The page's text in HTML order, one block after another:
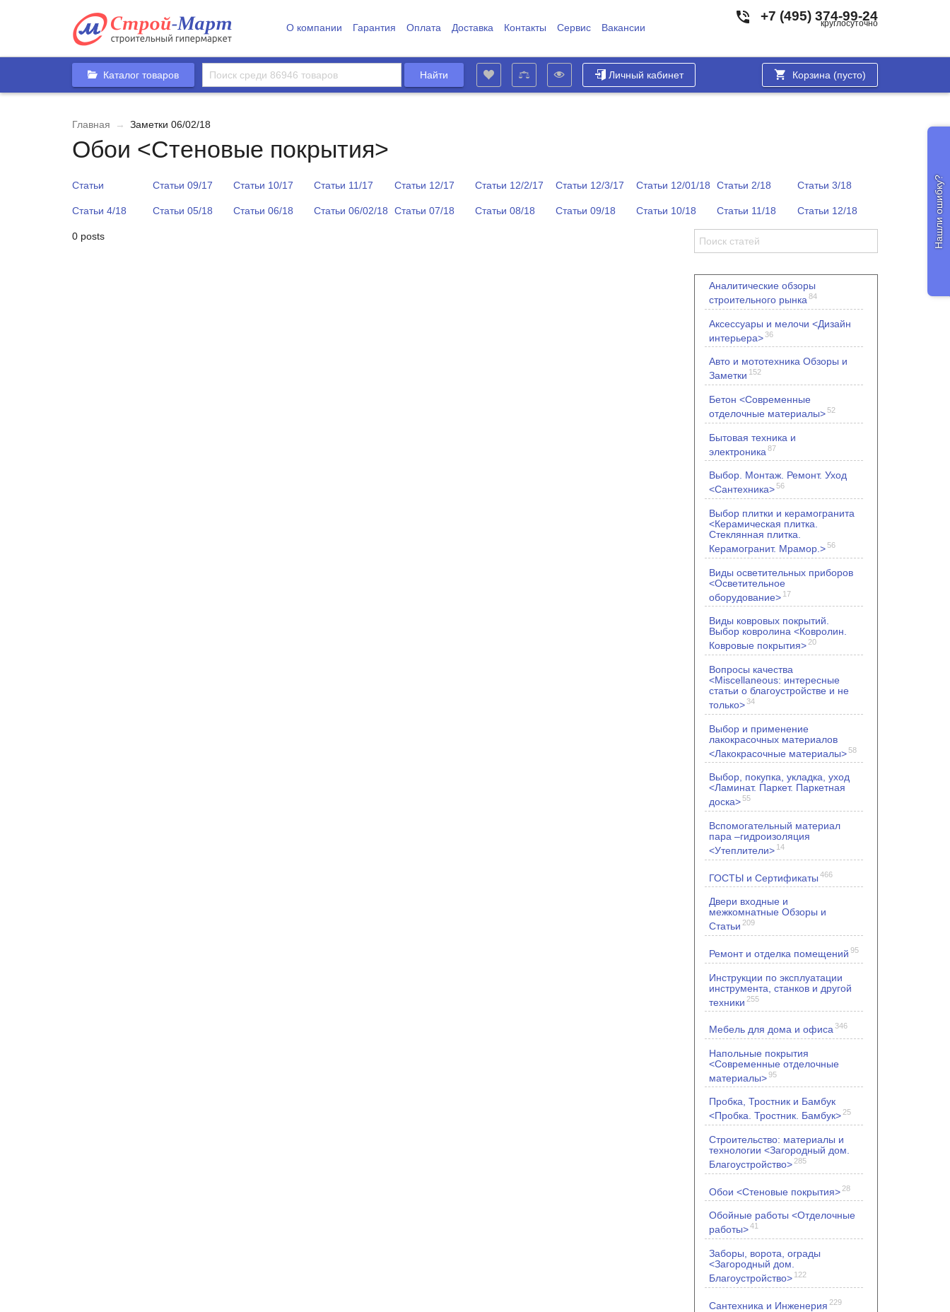
О компании Гарантия Оплата Доставка Контакты Сервис Вакансии
+7 (495) 374-99-24
круглосуточно
Каталог товаров Личный кабинет Корзина (пусто)
Главная → Заметки 06/02/18
Обои <Стеновые покрытия>
Статьи Статьи 09/17 Статьи 10/17 Статьи 11/17 Статьи 12/17 Статьи 12/2/17 Статьи 12/3/17 Статьи 12/01/18 Статьи 2/18 Статьи 3/18
Статьи 4/18 Статьи 05/18 Статьи 06/18 Статьи 06/02/18 Статьи 07/18 Статьи 08/18 Статьи 09/18 Статьи 10/18 Статьи 11/18 Статьи 12/18
0 posts
Аналитические обзоры
строительного рынка 84
Аксессуары и мелочи <Дизайн
интерьера>36
Авто и мототехника Обзоры и
Заметки 152
Бетон <Современные
отделочные материалы>52
Бытовая техника и
электроника 87
Выбор. Монтаж. Ремонт. Уход
<Сантехника>56
Выбор плитки и керамогранита
<Керамическая плитка.
Стеклянная плитка.
Керамогранит. Мрамор.>56
Виды осветительных приборов
<Осветительное
оборудование> 17
Виды ковровых покрытий.
Выбор ковролина <Ковролин.
Ковровые покрытия> 20
Вопросы качества
<Miscellaneous: интересные
статьи о благоустройстве и не
только>34
Выбор и применение
лакокрасочных материалов
<Лакокрасочные материалы>58
Выбор, покупка, укладка, уход
<Ламинат. Паркет. Паркетная
доска>55
Вспомогательный материал
пара –гидроизоляция
<Утеплители> 14
ГОСТЫ и Сертификаты 466
Двери входные и
межкомнатные Обзоры и
Статьи 209
Ремонт и отделка помещений 95
Инструкции по эксплуатации
инструмента, станков и другой
техники 255
Мебель для дома и офиса 346
Напольные покрытия
<Современные отделочные
материалы>95
Пробка, Тростник и Бамбук
<Пробка. Тростник. Бамбук>25
Строительство: материалы и
технологии <Загородный дом.
Благоустройство> 285
Обои <Стеновые покрытия> 28
Обойные работы <Отделочные
работы>41
Заборы, ворота, ограды
<Загородный дом.
Благоустройство> 122
Сантехника и Инженерия 229
Нашли ошибку?